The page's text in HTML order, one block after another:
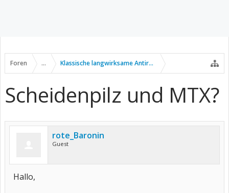
Foren ... Klassische langwirksame Antirheumatika
Scheidenpilz und MTX?
rote_Baronin
Guest
Hallo,